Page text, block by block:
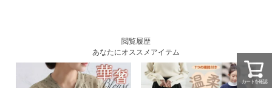
閲覧履歴
あなたにオススメアイテム
カートを確認